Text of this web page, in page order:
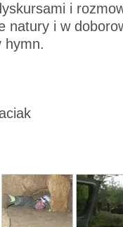
i
natury i w
hymn.